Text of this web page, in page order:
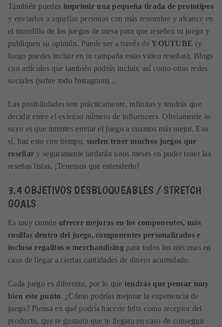
También puedes imprimir una pequeña tirada de prototipos
y enviarlos a aquellas personas con más renombre y alcance en
el mundillo de los juegos de mesa para que reseñen tu juego y
publiquen su opinión. Puede ser a través deYOUTUBE (y
luego puedes incluir en tu campaña estas video reseñas), Blogs
con artículos que también podrás incluir, así como otras redes
sociales (sobre todo Instagram)...
Las posibilidades son prácticamente, infinitas y tendrás que
decidir entre el extenso número de influencers. Obviamente lo
suyo es que intentes enviar el juego a cuantos más mejor. Eso
sí, haz esto con tiempo, suelen tener muchos juegos que
reseñar y seguramente tardarán unos meses en poder tener las
reseñas listas, ¡Tenemos que entenderlo!
3.4 OBJETIVOS DESBLOQUEABLES / STRETCH
GOALS
Es muy común ofrecer mejoras en los componentes, más
cosillas dentro del juego, componentes personalizados e
incluso regalitos o merchandising para todos los mecenas en
caso de llegar a ciertas cantidades de dinero acumulado.
Cada juego es diferente, por lo que tendrás que pensar muy
bien este punto. ¿Cómo podrías mejorar la experiencia de
juego? Piensa en qué podría hacerte feliz como receptor del
producto, que te gustaría que te llegara en caso de conseguir